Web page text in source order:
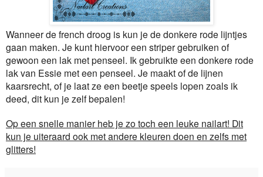
Wanneer de french droog is kun je de donkere rode lijntjes
gaan maken. Je kunt hiervoor een striper gebruiken of
gewoon een lak met penseel. Ik gebruikte een donkere rode
lak van Essie met een penseel. Je maakt of de lijnen
kaarsrecht, of je laat ze een beetje speels lopen zoals ik
deed, dit kun je zelf bepalen!
Op een snelle manier heb je zo toch een leuke nailart! Dit
kun je uiteraard ook met andere kleuren doen en zelfs met
glitters!